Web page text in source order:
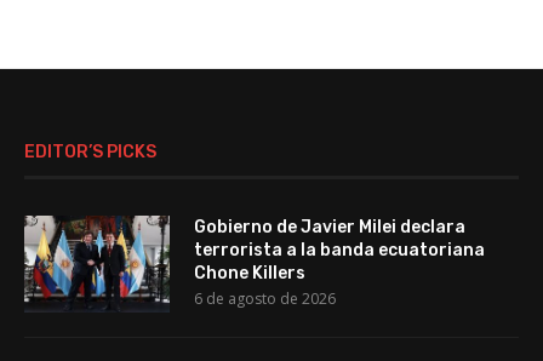
EDITOR’S PICKS
Gobierno de Javier Milei declara
terrorista a la banda ecuatoriana
Chone Killers
6 de agosto de 2026